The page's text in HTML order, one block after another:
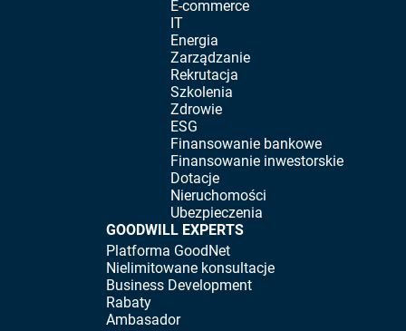
E-commerce
IT
Energia
Zarządzanie
Rekrutacja
Szkolenia
Zdrowie
ESG
Finansowanie bankowe
Finansowanie inwestorskie
Dotacje
Nieruchomości
Ubezpieczenia
GOODWILL EXPERTS
Platforma GoodNet
Nielimitowane konsultacje
Business Development
Rabaty
Ambasador